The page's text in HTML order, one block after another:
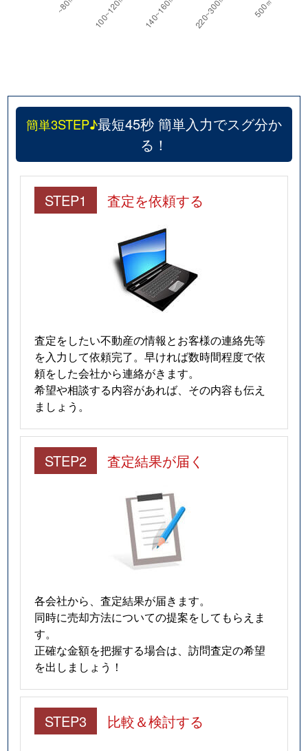
簡単3STEP♪最短45秒 簡単入力でスグ分か
る！
STEP1 査定を依頼する
査定をしたい不動産の情報とお客様の連絡先等
を入力して依頼完了。早ければ数時間程度で依
頼をした会社から連絡がきます。
希望や相談する内容があれば、その内容も伝え
ましょう。
STEP2 査定結果が届く
各会社から、査定結果が届きます。
同時に売却方法についての提案をしてもらえま
す。
正確な金額を把握する場合は、訪問査定の希望
を出しましょう！
STEP3 比較＆検討する